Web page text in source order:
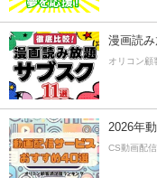
漫画読み
オリコン顧
2026年
CS動画配